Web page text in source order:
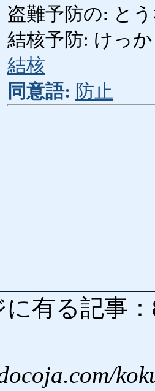
盗難予防の: と
結核予防: けっか
結核
同意語: 防止
有る記事